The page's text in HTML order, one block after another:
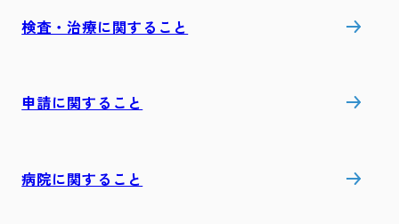
検査・治療に関すること
申請に関すること
病院に関すること